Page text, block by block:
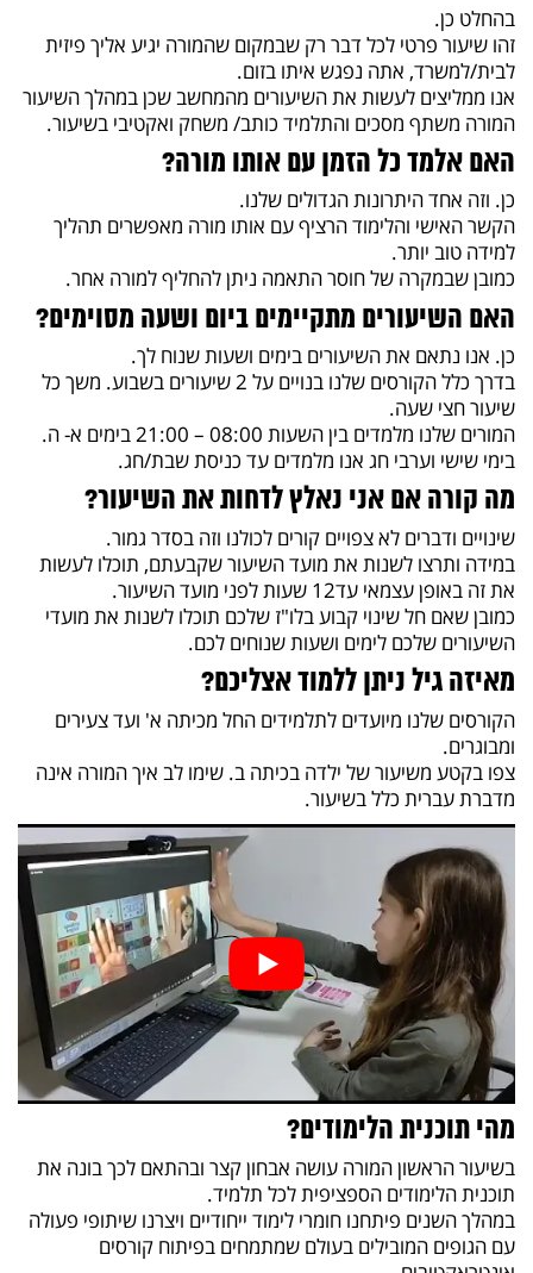
בהחלט כן.
זהו שיעור פרטי לכל דבר רק שבמקום שהמורה יגיע אליך פיזית
לבית/למשרד, אתה נפגש איתו בזום.
אנו ממליצים לעשות את השיעורים מהמחשב שכן במהלך השיעור
המורה משתף מסכים והתלמיד כותב/ משחק ואקטיבי בשיעור.
האם אלמד כל הזמן עם אותו מורה?
כן. וזה אחד היתרונות הגדולים שלנו.
הקשר האישי והלימוד הרציף עם אותו מורה מאפשרים תהליך
למידה טוב יותר.
כמובן שבמקרה של חוסר התאמה ניתן להחליף למורה אחר.
האם השיעורים מתקיימים ביום ושעה מסוימים?
כן. אנו נתאם את השיעורים בימים ושעות שנוח לך.
בדרך כלל הקורסים שלנו בנויים על 2 שיעורים בשבוע. משך כל
שיעור חצי שעה.
המורים שלנו מלמדים בין השעות 08:00 – 21:00 בימים א- ה.
בימי שישי וערבי חג אנו מלמדים עד כניסת שבת/חג.
מה קורה אם אני נאלץ לדחות את השיעור?
שינויים ודברים לא צפויים קורים לכולנו וזה בסדר גמור.
במידה ותרצו לשנות את מועד השיעור שקבעתם, תוכלו לעשות
את זה באופן עצמאי עד12 שעות לפני מועד השיעור.
כמובן שאם חל שינוי קבוע בלו"ז שלכם תוכלו לשנות את מועדי
השיעורים שלכם לימים ושעות שנוחים לכם.
מאיזה גיל ניתן ללמוד אצליכם?
הקורסים שלנו מיועדים לתלמידים החל מכיתה א' ועד צעירים
ומבוגרים.
צפו בקטע משיעור של ילדה בכיתה ב. שימו לב איך המורה אינה
מדברת עברית כלל בשיעור.
מהי תוכנית הלימודים?
בשיעור הראשון המורה עושה אבחון קצר ובהתאם לכך בונה את
תוכנית הלימודים הספציפית לכל תלמיד.
במהלך השנים פיתחנו חומרי לימוד ייחודיים ויצרנו שיתופי פעולה
עם הגופים המובילים בעולם שמתמחים בפיתוח קורסים